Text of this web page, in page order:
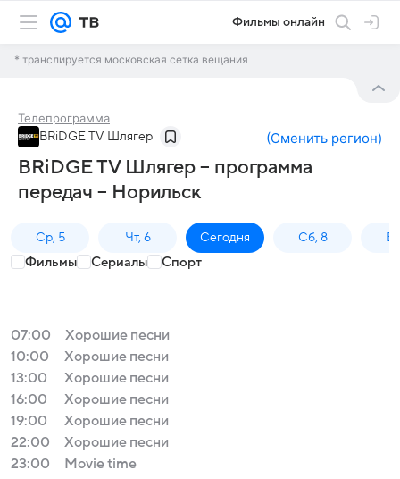
Фильмы онлайн
* транслируется московская сетка вещания
Телепрограмма
BRiDGE TV Шлягер (Сменить регион)
BRiDGE TV Шлягер – программа
передач – Норильск
Ср, 5 Чт, 6 Сегодня Сб, 8
Фильмы Сериалы Спорт
07:00
Хорошие песни
10:00
Хорошие песни
13:00
Хорошие песни
16:00
Хорошие песни
19:00
Хорошие песни
22:00
Хорошие песни
23:00
Movie time